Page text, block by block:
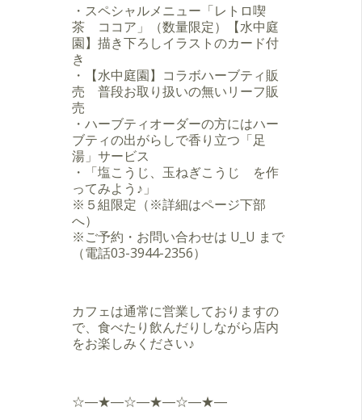
・スペシャルメニュー「レトロ喫
茶 ココア」（数量限定）【水中庭
園】描き下ろしイラストのカード付
き
・【水中庭園】コラボハーブティ販
売 普段お取り扱いの無いリーフ販
売
・ハーブティオーダーの方にはハー
ブティの出がらしで香り立つ「足
湯」サービス
・「塩こうじ、玉ねぎこうじ を作
ってみよう♪」
※５組限定（※詳細はページ下部
へ）
※ご予約・お問い合わせは U_U まで
（電話03-3944-2356）
カフェは通常に営業しておりますの
で、食べたり飲んだりしながら店内
をお楽しみください♪
☆―★―☆―★―☆―★―